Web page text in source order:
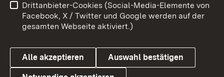
Barrierefreiheit
Datenschutz
Cookies
Drittanbieter-Cookies (Social-Media-Elemente von
Facebook, X / Twitter und Google werden auf der
gesamten Webseite aktiviert.)
Alle akzeptieren Auswahl bestätigen